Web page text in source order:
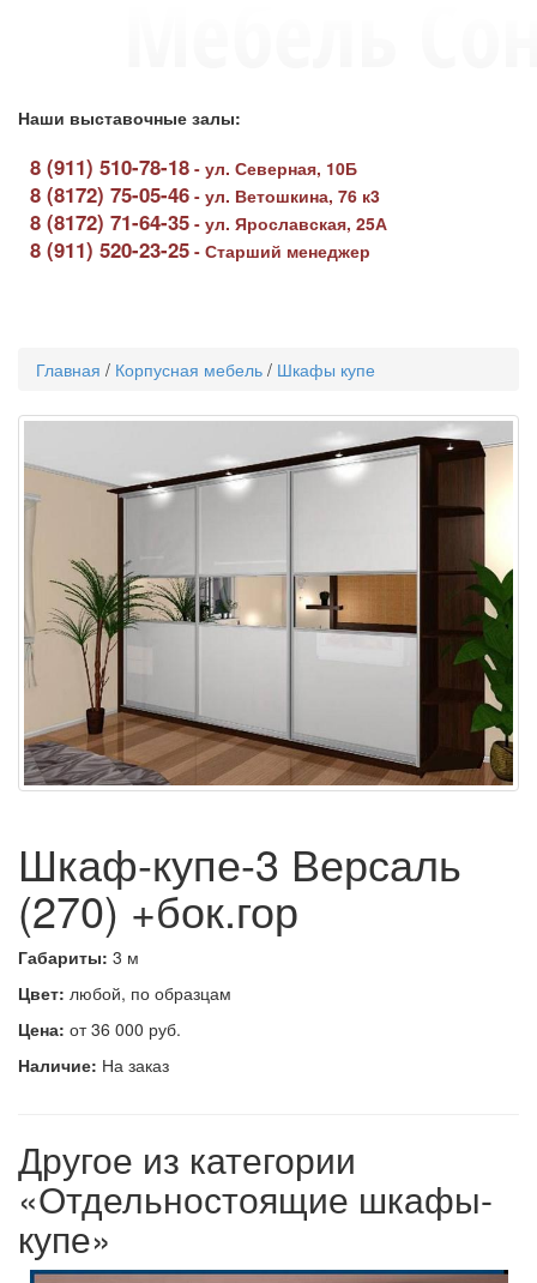
Наши выставочные залы:
8 (911) 510-78-18 - ул. Северная, 10Б
8 (8172) 75-05-46 - ул. Ветошкина, 76 к3
8 (8172) 71-64-35 - ул. Ярославская, 25А
8 (911) 520-23-25 - Старший менеджер
Главная / Корпусная мебель / Шкафы купе
Шкаф-купе-3 Версаль
(270) +бок.гор
Габариты: 3 м
Цвет: любой, по образцам
Цена: от 36 000 руб.
Наличие: На заказ
Другое из категории
«Отдельностоящие шкафы-
купе»